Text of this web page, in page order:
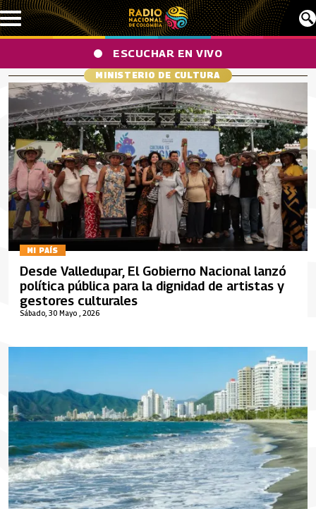
Pasar al contenido principal
ESCUCHAR EN VIVO
MINISTERIO DE CULTURA
MI PAÍS
Sábado, 30 Mayo , 2026
Desde Valledupar, El Gobierno Nacional lanzó
política pública para la dignidad de artistas y
gestores culturales